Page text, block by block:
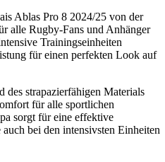
Ablas Pro 8 2024/25 von der
alle Rugby-Fans und Anhänger
Trainingseinheiten
für einen perfekten Look auf
des strapazierfähigen Materials
für alle sportlichen
sorgt für eine effektive
bei den intensivsten Einheiten